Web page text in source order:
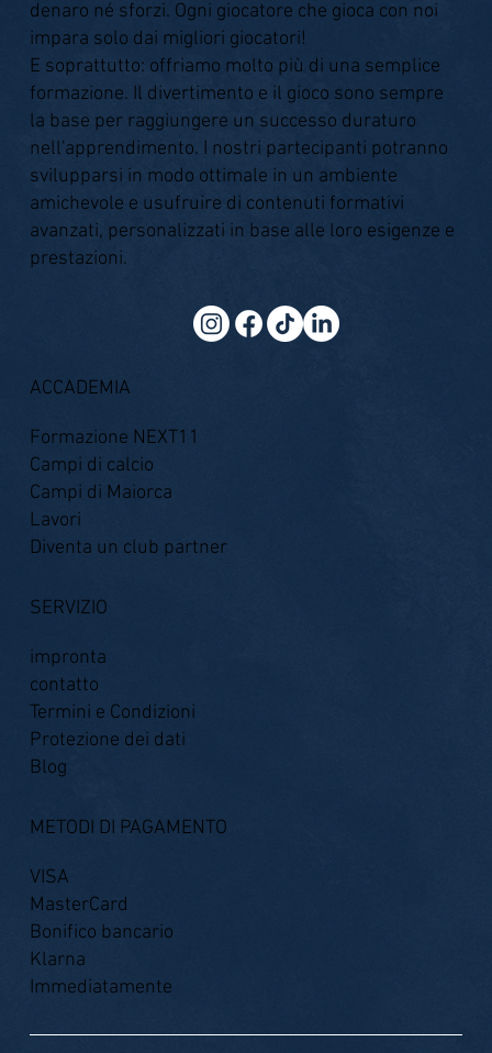
denaro né sforzi. Ogni giocatore che gioca con noi
impara solo dai migliori giocatori!
E soprattutto: offriamo molto più di una semplice
formazione. Il divertimento e il gioco sono sempre
la base per raggiungere un successo duraturo
nell'apprendimento. I nostri partecipanti potranno
svilupparsi in modo ottimale in un ambiente
amichevole e usufruire di contenuti formativi
avanzati, personalizzati in base alle loro esigenze e
prestazioni.
ACCADEMIA
Formazione NEXT11
Campi di calcio
Campi di Maiorca
Lavori
Diventa un club partner
SERVIZIO
impronta
contatto
Termini e Condizioni
Protezione dei dati
Blog
METODI DI PAGAMENTO
VISA
MasterCard
Bonifico bancario
Klarna
Immediatamente